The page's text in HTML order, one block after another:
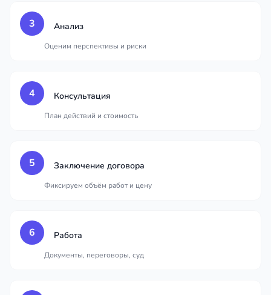
3 Анализ
Оценим перспективы и риски
4 Консультация
План действий и стоимость
5 Заключение договора
Фиксируем объём работ и цену
6 Работа
Документы, переговоры, суд